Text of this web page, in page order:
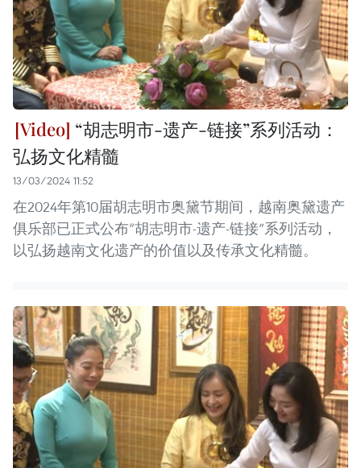
“胡志明市-遗产-链接”系列活动：
弘扬文化精髓
13/03/2024 11:52
在2024年第10届胡志明市奥黛节期间，越南奥黛遗产
俱乐部已正式公布“胡志明市-遗产-链接”系列活动，
以弘扬越南文化遗产的价值以及传承文化精髓。